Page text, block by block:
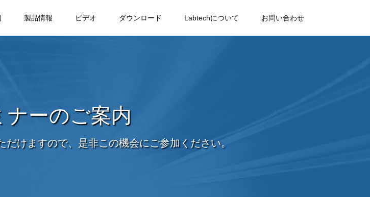
製品情報 ビデオ ダウンロード Labtechについて お問い合わせ
ーのご案内
けますので、是非この機会にご参加ください。